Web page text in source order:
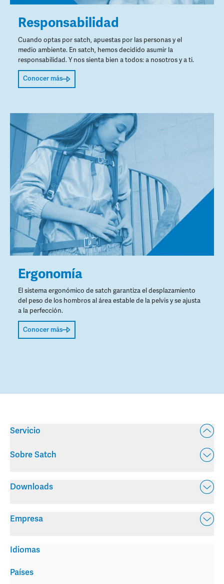
Responsabilidad
Cuando optas por satch, apuestas por las personas y el
medio ambiente. En satch, hemos decidido asumir la
responsabilidad. Y nos sienta bien a todos: a nosotros y a ti.
Conocer más
Ergonomía
El sistema ergonómico de satch garantiza el desplazamiento
del peso de los hombros al área estable de la pelvis y se ajusta
a la perfección.
Conocer más
Servicio
Sobre Satch
Downloads
Empresa
Idiomas
Países